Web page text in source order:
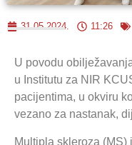
31.05.2024. 11:26
U povodu
u Institutu za NIR
pacijentima, u okviru
vezano za nastanak,
Multipla skleroza